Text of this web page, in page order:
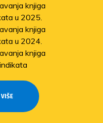
knjiga
u 2025.
knjiga
u 2024.
knjiga